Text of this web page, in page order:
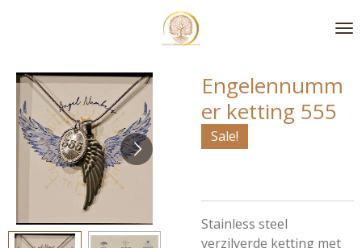
de
hoofdinhoud
Engelennumm
er ketting 555
Sale!
Stainless steel
verzilverde ketting met